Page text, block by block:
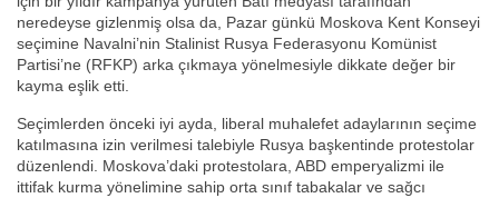
neredeyse gizlenmiş olsa da, Pazar günkü Moskova Kent Konseyi
seçimine Navalni’nin Stalinist Rusya Federasyonu Komünist
Partisi’ne (RFKP) arka çıkmaya yönelmesiyle dikkate değer bir
kayma eşlik etti.
Seçimlerden önceki iyi ayda, liberal muhalefet adaylarının seçime
katılmasına izin verilmesi talebiyle Rusya başkentinde protestolar
düzenlendi. Moskova’daki protestolara, ABD emperyalizmi ile
ittifak kurma yönelimine sahip orta sınıf tabakalar ve sağcı